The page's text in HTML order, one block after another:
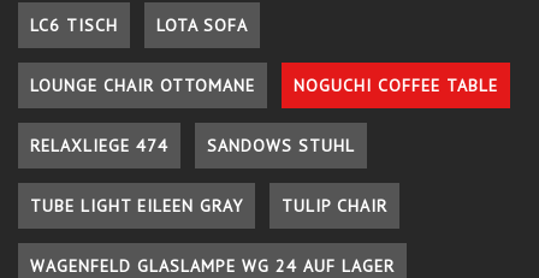
LC6 TISCH LOTA SOFA
LOUNGE CHAIR OTTOMANE NOGUCHI COFFEE TABLE
RELAXLIEGE 474 SANDOWS STUHL
TUBE LIGHT EILEEN GRAY TULIP CHAIR
WAGENFELD GLASLAMPE WG 24 AUF LAGER